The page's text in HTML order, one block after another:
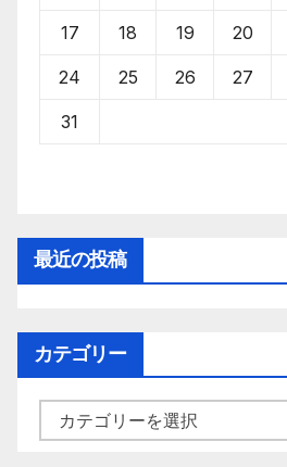
17 18 19 20
24 25 26 27
31
最近の投稿
カテゴリー
テ